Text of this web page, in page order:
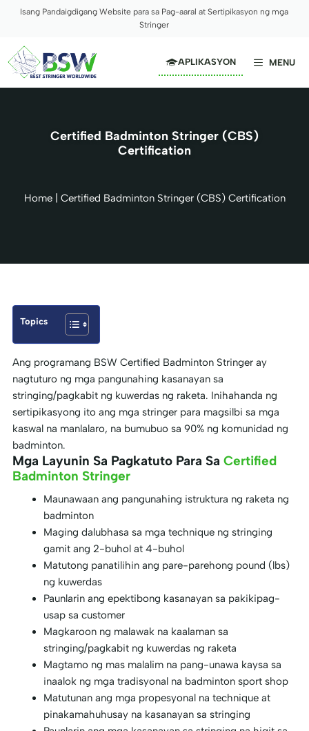
Isang Pandaigdigang Website para sa Pag-aaral at Sertipikasyon ng mga
Stringer
MENU
APLIKASYON
Certified Badminton Stringer (CBS)
Certification
Home| Certified Badminton Stringer (CBS) Certification
Topics
Ang programang BSW Certified Badminton Stringer ay
nagtuturo ng mga pangunahing kasanayan sa
stringing/pagkabit ng kuwerdas ng raketa. Inihahanda ng
sertipikasyong ito ang mga stringer para magsilbi sa mga
kaswal na manlalaro, na bumubuo sa 90% ng komunidad ng
badminton.
Mga Layunin Sa Pagkatuto Para Sa Certified
Badminton Stringer
Maunawaan ang pangunahing istruktura ng raketa ng
badminton
Maging dalubhasa sa mga technique ng stringing
gamit ang 2-buhol at 4-buhol
Matutong panatilihin ang pare-parehong pound (lbs)
ng kuwerdas
Paunlarin ang epektibong kasanayan sa pakikipag-
usap sa customer
Magkaroon ng malawak na kaalaman sa
stringing/pagkabit ng kuwerdas ng raketa
Magtamo ng mas malalim na pang-unawa kaysa sa
inaalok ng mga tradisyonal na badminton sport shop
Matutunan ang mga propesyonal na technique at
pinakamahuhusay na kasanayan sa stringing